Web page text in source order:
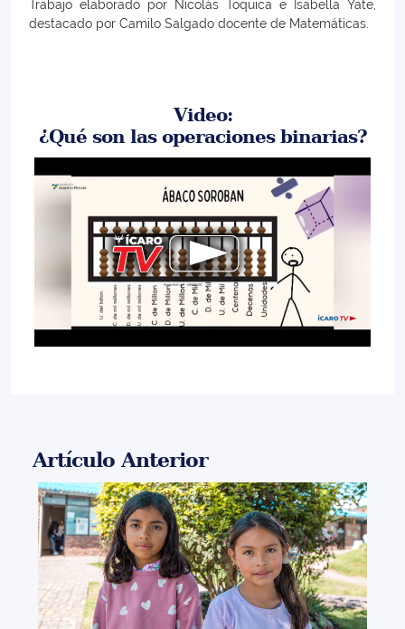
Trabajo elaborado por Nicolás Toquica e Isabella Yate,
destacado por Camilo Salgado docente de Matemáticas.
Video:
¿Qué son las operaciones binarias?
Artículo Anterior